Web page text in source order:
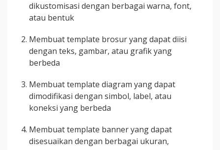
dikustomisasi dengan berbagai warna, font,
atau bentuk
Membuat template brosur yang dapat diisi
dengan teks, gambar, atau grafik yang
berbeda
Membuat template diagram yang dapat
dimodifikasi dengan simbol, label, atau
koneksi yang berbeda
Membuat template banner yang dapat
disesuaikan dengan berbagai ukuran,